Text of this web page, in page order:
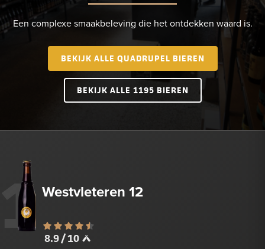
Een complexe smaakbeleving die het ontdekken waard is.
BEKIJK ALLE QUADRUPEL BIEREN
BEKIJK ALLE 1195 BIEREN
1 Westvleteren 12
8.9 / 10